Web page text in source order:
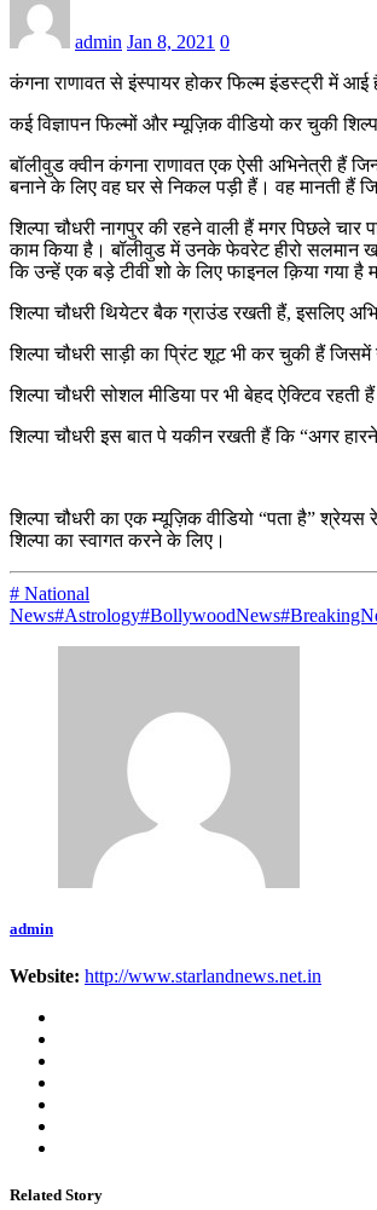
admin Jan 8, 2021 0
कंगना राणावत से इंस्पायर होकर फिल्म इंडस्ट्री में आई
कई विज्ञापन फिल्मों और म्यूज़िक वीडियो कर चुकी
बॉलीवुड क्वीन कंगना राणावत एक ऐसी अभिनेत्री हैं
बनाने के लिए वह घर से निकल पड़ी हैं। वह मानती हैं
शिल्पा चौधरी नागपुर की रहने वाली हैं मगर पिछले
काम किया है। बॉलीवुड में उनके फेवरेट हीरो सलमान
कि उन्हें एक बड़े टीवी शो के लिए फाइनल क़िया गया
शिल्पा चौधरी थियेटर बैक ग्राउंड रखती हैं, इसलिए
शिल्पा चौधरी साड़ी का प्रिंट शूट भी कर चुकी हैं
शिल्पा चौधरी सोशल मीडिया पर भी बेहद ऐक्टिव
शिल्पा चौधरी इस बात पे यकीन रखती हैं कि “अगर
शिल्पा चौधरी का एक म्यूज़िक वीडियो “पता है”
शिल्पा का स्वागत करने के लिए।
# National
News#Astrology#BollywoodNews
admin
Website: http://www.starlandnews.net.in
Related Story